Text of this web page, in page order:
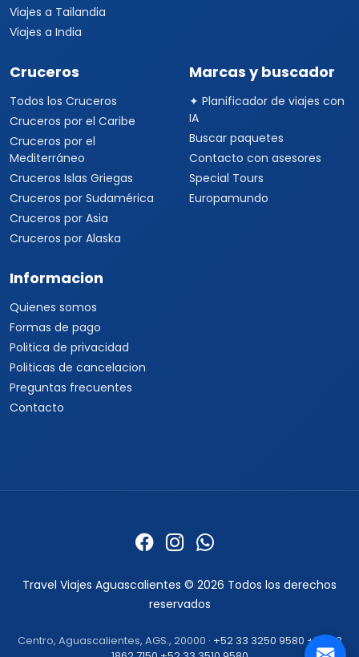
Viajes a Tailandia
Viajes a India
Cruceros
Todos los Cruceros
Cruceros por el Caribe
Cruceros por el
Mediterráneo
Cruceros Islas Griegas
Cruceros por Sudamérica
Cruceros por Asia
Cruceros por Alaska
Marcas y buscador
✦ Planificador de viajes con
IA
Buscar paquetes
Contacto con asesores
Special Tours
Europamundo
Informacion
Quienes somos
Formas de pago
Politica de privacidad
Politicas de cancelacion
Preguntas frecuentes
Contacto
Travel Viajes Aguascalientes © 2026 Todos los derechos
reservados
Centro, Aguascalientes, AGS., 20000 · +52 33 3250 9580 +52 33